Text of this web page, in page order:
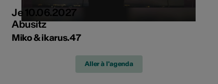
Je 10.06.2027
Abusitz
Miko & ikarus.47
Aller à l'agenda